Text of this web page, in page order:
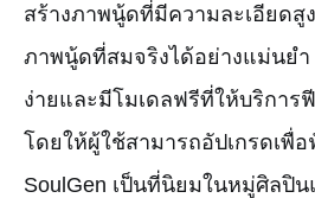
สร้างภาพนู้ดที่มีความละเอียดสู
ภาพนู้ดที่สมจริงได้อย่างแม่นยำ
ง่ายและมีโมเดลฟรีที่ให้บริการ
โดยให้ผู้ใช้สามารถอัปเกรดเพื่
SoulGen เป็นที่นิยมในหมู่ศิลปิน